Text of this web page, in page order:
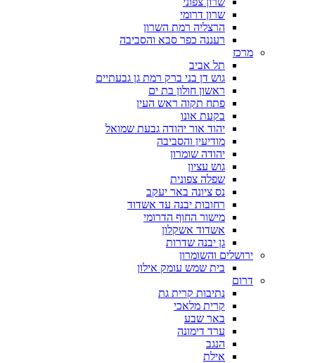
שרון דרומי
הרצליה רמת השרון
רעננה כפר סבא והסביבה
מרכז
תל אביב
גוש דן בני ברק רמת גן גבעתיים
ראשון חולון בת ים
פתח תקוה ראש העין
בקעת אונו
יהוד אור יהודה גבעת שמואל
מודיעין והסביבה
יהודה שומרון
גוש עציון
שפלה צפונית
נס ציונה באר יעקב
רחובות יבנה עד אשדוד
מישור החוף הדרומי
אשדוד אשקלון
גן יבנה שדרות
ירושלים והשומרון
בית שמש עומק אילון
דרום
נתיבות קרית גת
קרית מלאכי
באר שבע
ערד דימונה
הנגב
אילת